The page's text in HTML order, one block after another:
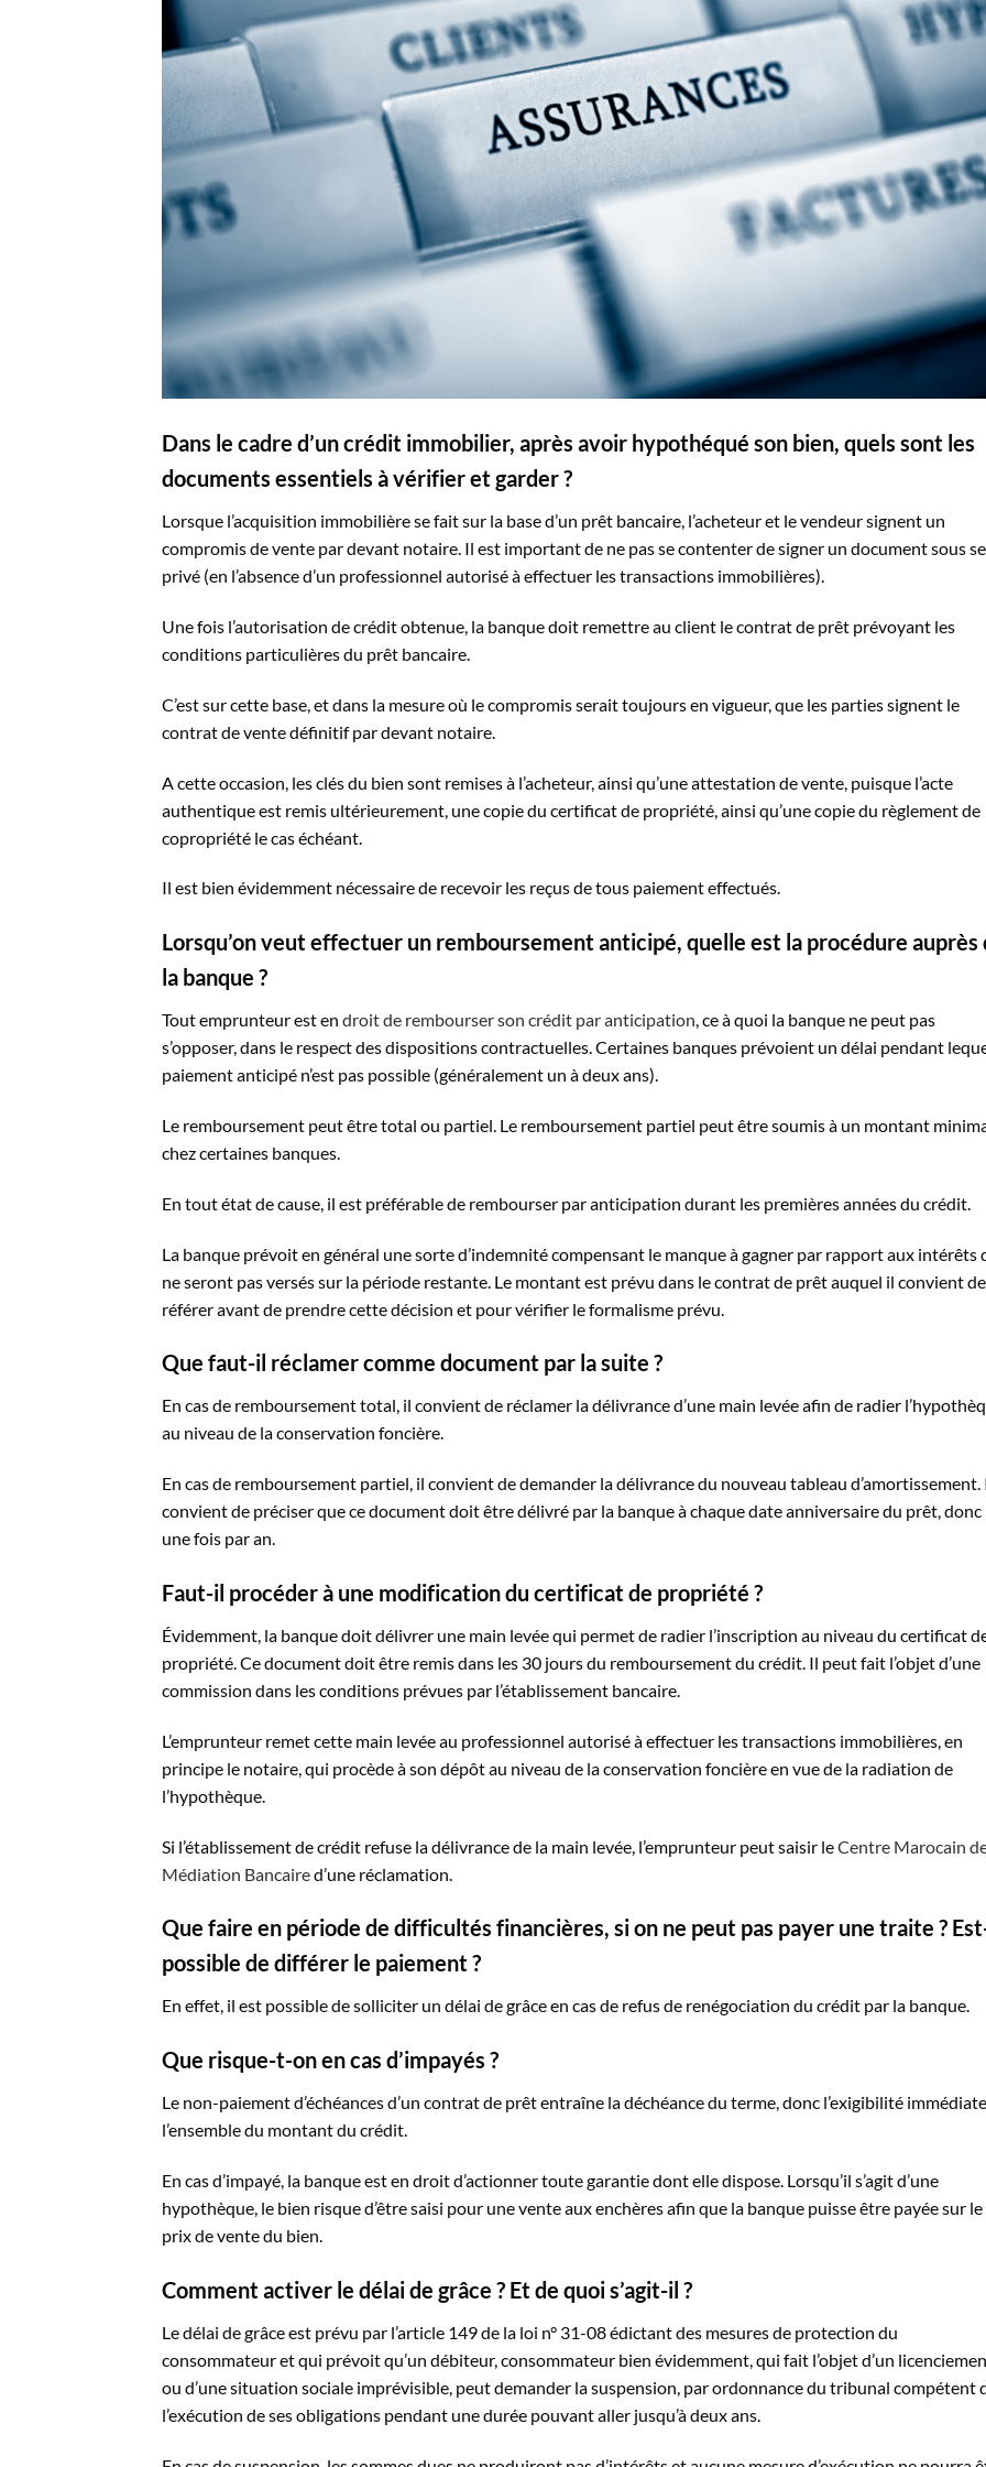
Dans le cadre d’un crédit immobilier, après avoir hypothéqué son bien, quels sont les
documents essentiels à vérifier et garder ?
Lorsque l’acquisition immobilière se fait sur la base d’un prêt bancaire, l’acheteur et le vendeur signent un
compromis de vente par devant notaire. Il est important de ne pas se contenter de signer un document sous
privé (en l’absence d’un professionnel autorisé à effectuer les transactions immobilières).
Une fois l’autorisation de crédit obtenue, la banque doit remettre au client le contrat de prêt prévoyant les
conditions particulières du prêt bancaire.
C’est sur cette base, et dans la mesure où le compromis serait toujours en vigueur, que les parties signent le
contrat de vente définitif par devant notaire.
A cette occasion, les clés du bien sont remises à l’acheteur, ainsi qu’une attestation de vente, puisque l’acte
authentique est remis ultérieurement, une copie du certificat de propriété, ainsi qu’une copie du règlement de
copropriété le cas échéant.
Il est bien évidemment nécessaire de recevoir les reçus de tous paiement effectués.
Lorsqu’on veut effectuer un remboursement anticipé, quelle est la procédure auprès
la banque ?
Tout emprunteur est en droit de rembourser son crédit par anticipation, ce à quoi la banque ne peut pas
s’opposer, dans le respect des dispositions contractuelles. Certaines banques prévoient un délai pendant
paiement anticipé n’est pas possible (généralement un à deux ans).
Le remboursement peut être total ou partiel. Le remboursement partiel peut être soumis à un montant
chez certaines banques.
En tout état de cause, il est préférable de rembourser par anticipation durant les premières années du crédit.
La banque prévoit en général une sorte d’indemnité compensant le manque à gagner par rapport aux intérêts
ne seront pas versés sur la période restante. Le montant est prévu dans le contrat de prêt auquel il convient
référer avant de prendre cette décision et pour vérifier le formalisme prévu.
Que faut-il réclamer comme document par la suite ?
En cas de remboursement total, il convient de réclamer la délivrance d’une main levée afin de radier
au niveau de la conservation foncière.
En cas de remboursement partiel, il convient de demander la délivrance du nouveau tableau d’amortissement.
convient de préciser que ce document doit être délivré par la banque à chaque date anniversaire du prêt, donc
une fois par an.
Faut-il procéder à une modification du certificat de propriété ?
Évidemment, la banque doit délivrer une main levée qui permet de radier l’inscription au niveau du certificat
propriété. Ce document doit être remis dans les 30 jours du remboursement du crédit. Il peut fait l’objet d’une
commission dans les conditions prévues par l’établissement bancaire.
L’emprunteur remet cette main levée au professionnel autorisé à effectuer les transactions immobilières, en
principe le notaire, qui procède à son dépôt au niveau de la conservation foncière en vue de la radiation de
l’hypothèque.
Si l’établissement de crédit refuse la délivrance de la main levée, l’emprunteur peut saisir leCentre Marocain
Médiation Bancaired’une réclamation.
Que faire en période de difficultés financières, si on ne peut pas payer une traite ?
possible de différer le paiement ?
En effet, il est possible de solliciter un délai de grâce en cas de refus de renégociation du crédit par la banque.
Que risque-t-on en cas d’impayés ?
Le non-paiement d’échéances d’un contrat de prêt entraîne la déchéance du terme, donc l’exigibilité
l’ensemble du montant du crédit.
En cas d’impayé, la banque est en droit d’actionner toute garantie dont elle dispose. Lorsqu’il s’agit d’une
hypothèque, le bien risque d’être saisi pour une vente aux enchères afin que la banque puisse être payée sur le
prix de vente du bien.
Comment activer le délai de grâce ? Et de quoi s’agit-il ?
Le délai de grâce est prévu par l’article 149 de la loi n° 31-08 édictant des mesures de protection du
consommateur et qui prévoit qu’un débiteur, consommateur bien évidemment, qui fait l’objet d’un
ou d’une situation sociale imprévisible, peut demander la suspension, par ordonnance du tribunal compétent
l’exécution de ses obligations pendant une durée pouvant aller jusqu’à deux ans.